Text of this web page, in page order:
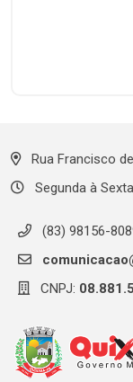
Rua Francisco
Segunda à
(83) 98156-
CNPJ: